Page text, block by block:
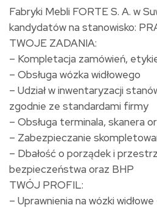
Fabryki Mebli FORTE S. A. w
kandydatów na stanowisko:
TWOJE ZADANIA:
– Kompletacja zamówień,
– Obsługa wózka widłowego
– Udział w inwentaryzacji
zgodnie ze standardami firmy
– Obsługa terminala, skanera
– Zabezpieczanie
– Dbałość o porządek i
bezpieczeństwa oraz BHP
TWÓJ PROFIL:
– Uprawnienia na wózki